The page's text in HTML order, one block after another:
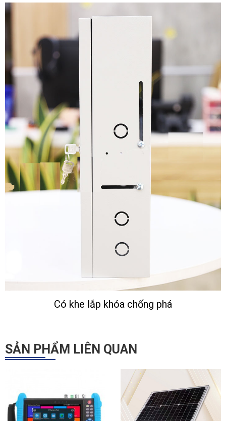
Có khe lắp khóa chống phá
SẢN PHẨM LIÊN QUAN